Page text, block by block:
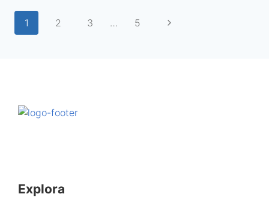
1 2 3 … 5
Explora